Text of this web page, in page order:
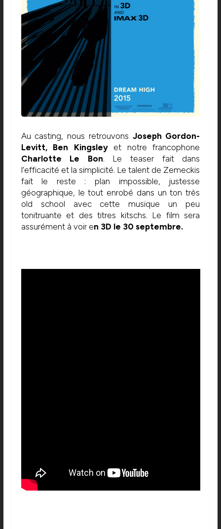
Au casting, nous retrouvons Joseph Gordon-
Levitt, Ben Kingsley et notre francophone
Charlotte Le Bon. Le teaser fait dans
l’efficacité et la simplicité. Le talent de Zemeckis
fait le reste : plan impossible, justesse
géographique, le tout enrobé dans un ton très
old school avec cette musique un peu
tonitruante et des titres kitschs. Le film sera
assurément à voir en 3D le 30 septembre.